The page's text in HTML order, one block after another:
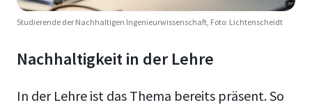
Studierende der Nachhaltigen Ingenieurwissenschaft, Foto: Lichtenscheidt
Nachhaltigkeit in der Lehre
In der Lehre ist das Thema bereits präsent. So